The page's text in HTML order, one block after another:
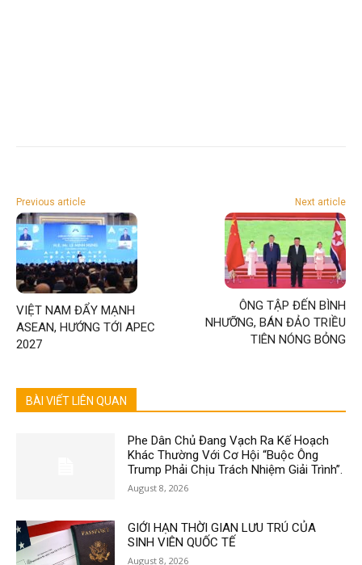
Previous article
VIỆT NAM ĐẨY MẠNH
ASEAN, HƯỚNG TỚI APEC
2027
Next article
ÔNG TẬP ĐẾN BÌNH
NHƯỠNG, BÁN ĐẢO TRIỀU
TIÊN NÓNG BỎNG
BÀI VIẾT LIÊN QUAN
Phe Dân Chủ Đang Vạch Ra Kế Hoạch
Khác Thường Với Cơ Hội “Buộc Ông
Trump Phải Chịu Trách Nhiệm Giải Trình”.
August 8, 2026
GIỚI HẠN THỜI GIAN LƯU TRÚ CỦA
SINH VIÊN QUỐC TẾ
August 8, 2026